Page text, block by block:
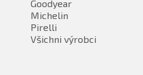
Goodyear
Michelin
Pirelli
Všichni výrobci